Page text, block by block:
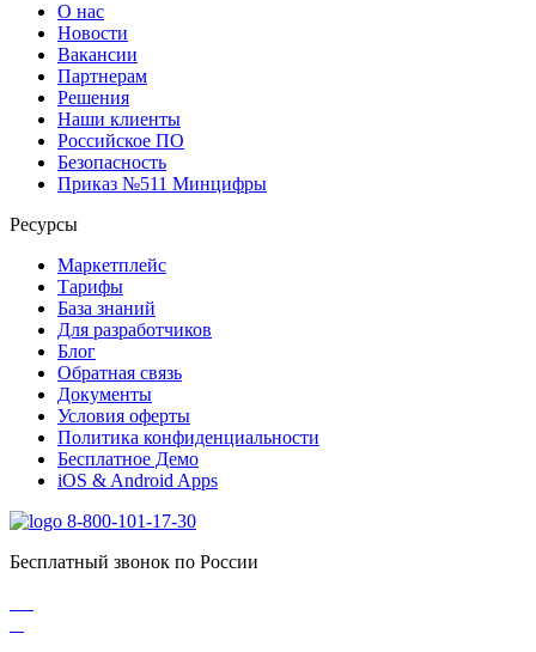
О нас
Новости
Вакансии
Партнерам
Решения
Наши клиенты
Российское ПО
Безопасность
Приказ №511 Минцифры
Ресурсы
Маркетплейс
Тарифы
База знаний
Для разработчиков
Блог
Обратная связь
Документы
Условия оферты
Политика конфиденциальности
Бесплатное Демо
iOS & Android Apps
8-800-101-17-30
Бесплатный звонок по России